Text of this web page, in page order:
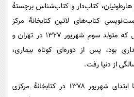
اخبار کریپتو
سرگرمی
باشگاه مغز
فیلم
اقتصاد
سیاست
عصر ایران 2
خواندنی ها و دیدنی ها
آموزش زبان
هارطونیان، کتاب‌دار و کتاب‌شناس برجستۀ
کتاب‌های لاتین کتابخانۀ مرکز
دائرة‌المعارف بزرگ اسلامی که متولد سوم شهریور ۱۳۲۷ در تهران و
بود، پس از دوره‌ای کوتاهِ بیماری،
او از ۲۲ بهمن ۱۳۴۷ تا ابتدای شهریور ۱۳۷۸ در کتابخانۀ مرکزی